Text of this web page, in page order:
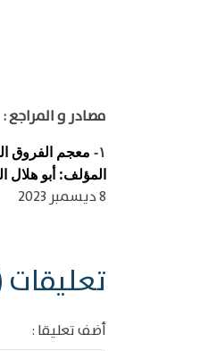
مصادر و المراجع :
١-
معجم الفروق
المؤلف: أبو هلال
8 ديسمبر 2023
تعليقات
أضف تعليقا :